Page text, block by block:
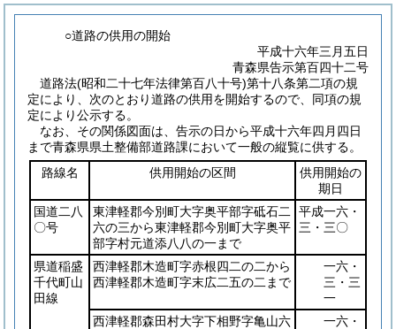
○道路の供用の開始
平成十六年三月五日
青森県告示第百四十二号
道路法(昭和二十七年法律第百八十号)第十八条第二項の規
定により、次のとおり道路の供用を開始するので、同項の規
定により公示する。
なお、その関係図面は、告示の日から平成十六年四月四日
まで青森県県土整備部道路課において一般の縦覧に供する。
路線名
供用開始の区間
供用開始の
期日
国道二八
〇号
東津軽郡今別町大字奥平部字砥石二
六の三から東津軽郡今別町大字奥平
部字村元道添八八の一まで
平成一六・
三・三〇
県道稲盛
千代町山
田線
西津軽郡木造町字赤根四二の二から
西津軽郡木造町字末広二五の二まで
一六・
三・三
一
西津軽郡森田村大字下相野字亀山六
一六・